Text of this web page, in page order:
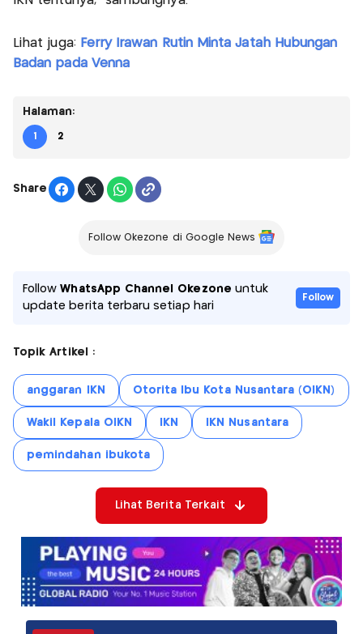
Lihat juga: Ferry Irawan Rutin Minta Jatah Hubungan
Badan pada Venna
Halaman:
1 2
Share
Follow Okezone di Google News
FollowWhatsApp Channel Okezone untuk
update berita terbaru setiap hari
Follow
Topik Artikel :
anggaran IKN Otorita Ibu Kota Nusantara (OIKN)
Wakil Kepala OIKN IKN IKN Nusantara
pemindahan ibukota
Lihat Berita Terkait